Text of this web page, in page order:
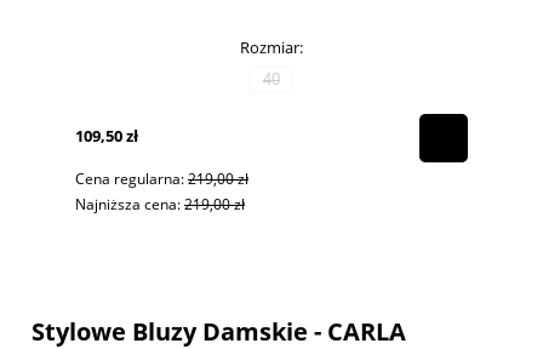
Rozmiar:
40
109,50 zł
Cena regularna:219,00 zł
Najniższa cena:219,00 zł
Stylowe Bluzy Damskie - CARLA